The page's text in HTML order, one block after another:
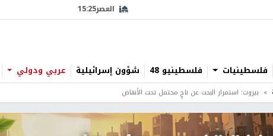
العصر15:25
فلسطينيات فلسطينيو 48 شؤون إسرائيلية عربي ودولي
بيروت: استمرار البحث عن ناجٍ محتمل تحت الأنقاض